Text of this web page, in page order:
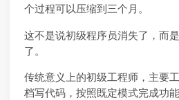
个过程可以压缩到三个月。
这不是说初级程序员消失了，而
了。
传统意义上的初级工程师，主要
档写代码，按照既定模式完成功